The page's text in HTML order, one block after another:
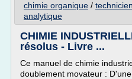
chimie organique /
analytique
CHIMIE
résolus - Livre ...
Ce manuel de chimie
doublement movateur :